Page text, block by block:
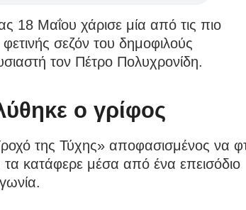
18 Μαΐου χάρισε μία από τις πιο
φετινής σεζόν του δημοφιλούς
τον Πέτρο Πολυχρονίδη.
ο γρίφος
της Τύχης» αποφασισμένος να
τα κατάφερε μέσα από ένα επεισόδιο